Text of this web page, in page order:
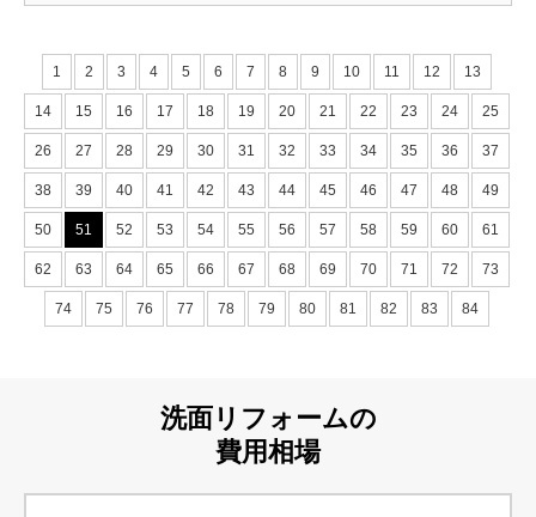
1 2 3 4 5 6 7 8 9 10 11 12 13
14 15 16 17 18 19 20 21 22 23 24 25
26 27 28 29 30 31 32 33 34 35 36 37
38 39 40 41 42 43 44 45 46 47 48 49
50 51 52 53 54 55 56 57 58 59 60 61
62 63 64 65 66 67 68 69 70 71 72 73
74 75 76 77 78 79 80 81 82 83 84
洗面リフォームの
費用相場